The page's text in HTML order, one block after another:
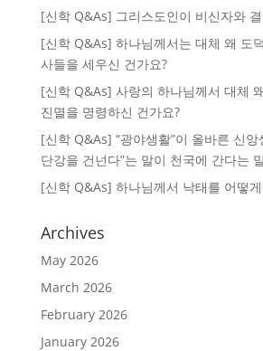
[신학 Q&As] 그리스도인이 비신자와
[신학 Q&As] 하나님께서는 대체 왜 도
사들을 세우신 건가요?
[신학 Q&As] 사랑의 하나님께서 대체
진멸을 명령하신 건가요?
[신학 Q&As] “광야생활”이 올바른 신앙
단강을 건넌다”는 말이 천국에 간다는
[신학 Q&As] 하나님께서 낙태를 어떻
Archives
May 2026
March 2026
February 2026
January 2026